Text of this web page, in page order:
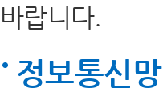
바랍니다.
정보통신